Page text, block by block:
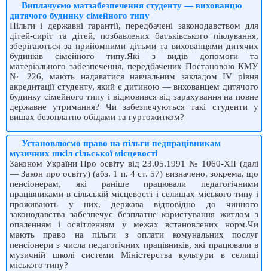
Виплачуємо матзабезпечення студенту — вихованцю
дитячого будинку сімейного типу
Пільги і державні гарантії, передбачені законодавством для
дітей-сиріт та дітей, позбавлених батьківського піклування,
зберігаються за прийомними дітьми та вихованцями дитячих
будинків сімейного типу.Які з видів допомоги та
матеріального забезпечення, передбачених Постановою КМУ
№ 226, мають надаватися навчальним закладом ІV рівня
акредитації студенту, який є дитиною — вихованцем дитячого
будинку сімейного типу і відмовився від зарахування на повне
державне утримання? Чи забезпечуються такі студенти у
вишах безоплатно обідами та гуртожитком?
Установлюємо право на пільги педпрацівникам
музичних шкіл сільської місцевості
Законом України Про освіту від 23.05.1991 № 1060-XII (далі
— Закон про освіту) (абз. 1 п. 4 ст. 57) визначено, зокрема, що
пенсіонерам, які раніше працювали педагогічними
працівниками в сільській місцевості і селищах міського типу і
проживають у них, держава відповідно до чинного
законодавства забезпечує безплатне користування житлом з
опаленням і освітленням у межах встановлених норм.Чи
мають право на пільги з оплати комунальних послуг
пенсіонери з числа педагогічних працівників, які працювали в
музичній школі системи Міністерства культури в селищі
міського типу?